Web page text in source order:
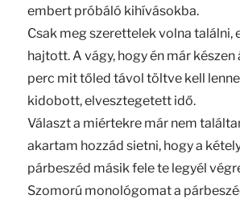
embert próbáló kihívásokba.
Csak meg szerettelek volna találni,
hajtott. A vágy, hogy én már
perc mit tőled távol töltve kell
kidobott, elvesztegetett idő.
Választ a miértekre már nem
akartam hozzád sietni, hogy a
párbeszéd másik fele te legyél
Szomorú monológomat a